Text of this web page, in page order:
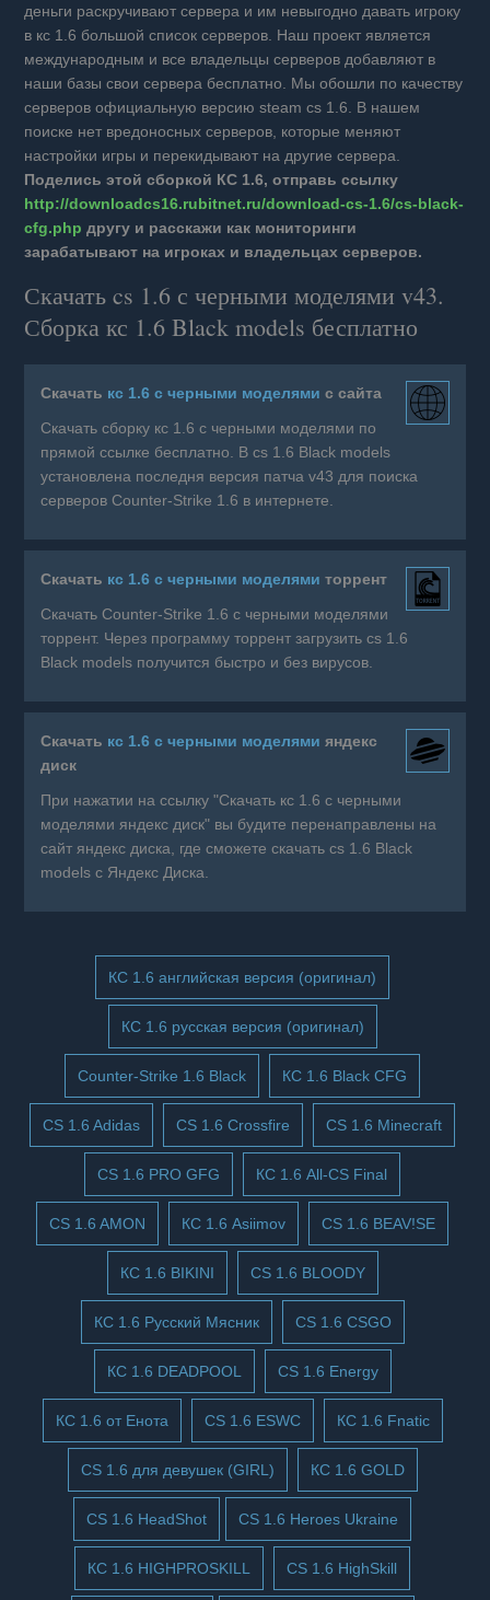
деньги раскручивают сервера и им невыгодно давать игроку
в кс 1.6 большой список серверов. Наш проект является
международным и все владельцы серверов добавляют в
наши базы свои сервера бесплатно. Мы обошли по качеству
серверов официальную версию steam cs 1.6. В нашем
поиске нет вредоносных серверов, которые меняют
настройки игры и перекидывают на другие сервера.
Поделись этой сборкой КС 1.6, отправь ссылку
http://downloadcs16.rubitnet.ru/download-cs-1.6/cs-black-
cfg.php другу и расскажи как мониторинги
зарабатывают на игроках и владельцах серверов.
Скачать cs 1.6 с черными моделями v43.
Сборка кс 1.6 Black models бесплатно
Скачать кс 1.6 с черными моделями с сайта
Скачать сборку кс 1.6 с черными моделями по
прямой ссылке бесплатно. В cs 1.6 Black models
установлена последня версия патча v43 для поиска
серверов Counter-Strike 1.6 в интернете.
Скачать кс 1.6 с черными моделями торрент
Скачать Counter-Strike 1.6 с черными моделями
торрент. Через программу торрент загрузить cs 1.6
Black models получится быстро и без вирусов.
Скачать кс 1.6 с черными моделями яндекс
диск
При нажатии на ссылку "Скачать кс 1.6 с черными
моделями яндекс диск" вы будите перенаправлены на
сайт яндекс диска, где сможете скачать cs 1.6 Black
models с Яндекс Диска.
КС 1.6 английская версия (оригинал)
КС 1.6 русская версия (оригинал)
Counter-Strike 1.6 Black КС 1.6 Black CFG
CS 1.6 Adidas CS 1.6 Crossfire CS 1.6 Minecraft
CS 1.6 PRO GFG КС 1.6 All-CS Final
CS 1.6 AMON КС 1.6 Asiimov CS 1.6 BEAV!SE
КС 1.6 BIKINI CS 1.6 BLOODY
КС 1.6 Русский Мясник CS 1.6 CSGO
КС 1.6 DEADPOOL CS 1.6 Energy
КС 1.6 от Енота CS 1.6 ESWC КС 1.6 Fnatic
CS 1.6 для девушек (GIRL) КС 1.6 GOLD
CS 1.6 HeadShot CS 1.6 Heroes Ukraine
КС 1.6 HIGHPROSKILL CS 1.6 HighSkill